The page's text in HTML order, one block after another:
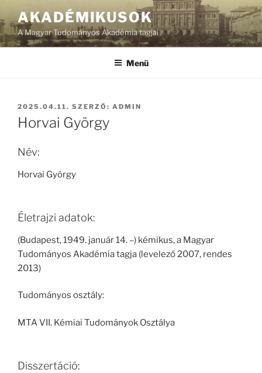
AKADÉMIKUSOK
A Magyar Tudományos Akadémia tagjai
Menü
BEKÜLDVE:
2025.04.11. SZERZŐ: ADMIN
Horvai György
Név:
Horvai György
Életrajzi adatok:
(Budapest, 1949. január 14. –) kémikus, a Magyar
Tudományos Akadémia tagja (levelező 2007, rendes
2013)
Tudományos osztály:
MTA VII. Kémiai Tudományok Osztálya
Disszertáció: